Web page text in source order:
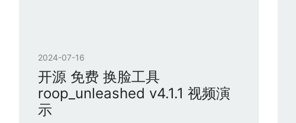
2024-07-16
开源 免费 换脸工具
roop_unleashed v4.1.1 视频演
示